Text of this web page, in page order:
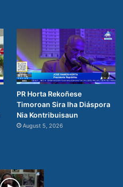
PR Horta Rekoñese
Timoroan Sira Iha Diáspora
Nia Kontribuisaun
August 5, 2026